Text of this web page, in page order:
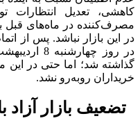
کاهشی، تعدیل
مصرف‌کننده در ماه‌های قبل
در این بازار نباشد. پس از
در روز
گذاشته شد؛ اما حتی در این
خریداران روبه‌رو نشد.
تضعیف بازار آزاد